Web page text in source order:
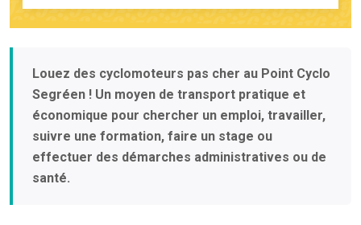
Louez des cyclomoteurs pas cher au Point Cyclo
Segréen ! Un moyen de transport pratique et
économique pour chercher un emploi, travailler,
suivre une formation, faire un stage ou
effectuer des démarches administratives ou de
santé.